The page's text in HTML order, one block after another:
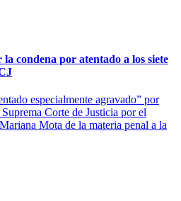
condena por atentado a los siete
especialmente agravado” por
Corte de Justicia por el
Mota de la materia penal a la